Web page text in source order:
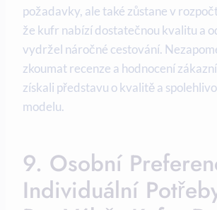
požadavky, ale také zůstane v
že kufr nabízí dostatečnou kvalitu a
vydržel náročné cestování.
zkoumat recenze a hodnocení
získali představu o kvalitě a
modelu.
9. Osobní
Individuální